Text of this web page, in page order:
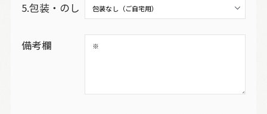
5.包装・のし
備考欄